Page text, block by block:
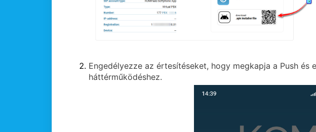
Engedélyezze az értesítéseket, hogy megkapja a Push és
háttérműködéshez.